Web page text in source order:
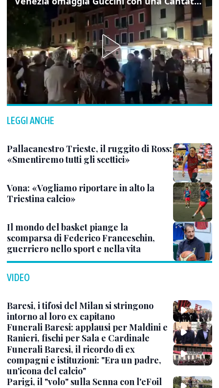
LEGGI ANCHE
Pallacanestro Trieste, il ruggito di Ross:
«Smentiremo tutti gli scettici»
Vona: «Vogliamo riportare in alto la
Triestina calcio»
Il mondo del basket piange la
scomparsa di Federico Franceschin,
guerriero nello sport e nella vita
VIDEO
Baresi, i tifosi del Milan si stringono
intorno al loro ex capitano
Funerali Baresi: applausi per Maldini e
Ranieri, fischi per Sala e Cardinale
Funerali Baresi, il ricordo di ex
compagni e istituzioni: "Era un padre,
un'icona del calcio"
Parigi, il "volo" sulla Senna con l'eFoil